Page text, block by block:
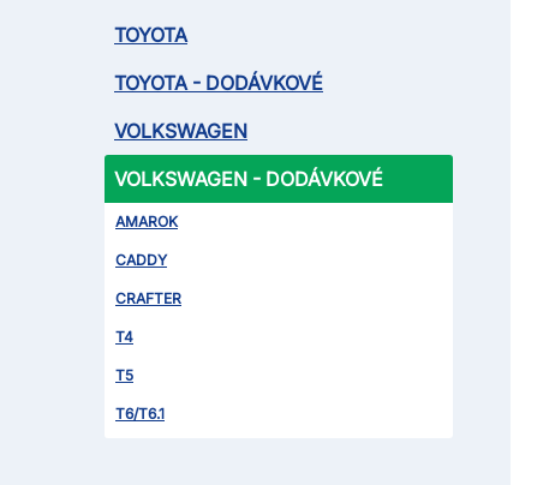
TOYOTA
TOYOTA - DODÁVKOVÉ
VOLKSWAGEN
VOLKSWAGEN - DODÁVKOVÉ
AMAROK
CADDY
CRAFTER
T4
T5
T6/T6.1